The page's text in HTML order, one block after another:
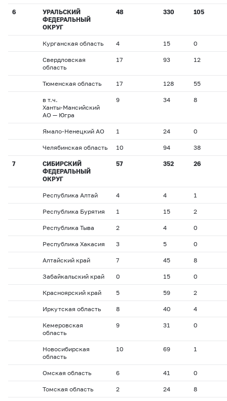
6
УРАЛЬСКИЙ
ФЕДЕРАЛЬНЫЙ
ОКРУГ
48 330 105
Курганская область 4 15 0
Свердловская
область
17 93 12
Тюменская область 17 128 55
в т.ч.
Ханты-Мансийский
АО — Югра
9 34 8
Ямало-Ненецкий АО 1 24 0
Челябинская область 10 94 38
7
СИБИРСКИЙ
ФЕДЕРАЛЬНЫЙ
ОКРУГ
57 352 26
Республика Алтай 4 4 1
Республика Бурятия 1 15 2
Республика Тыва 2 4 0
Республика Хакасия 3 5 0
Алтайский край 7 45 8
Забайкальский край 0 15 0
Красноярский край 5 59 2
Иркутская область 8 40 4
Кемеровская
область
9 31 0
Новосибирская
область
10 69 1
Омская область 6 41 0
Томская область 2 24 8